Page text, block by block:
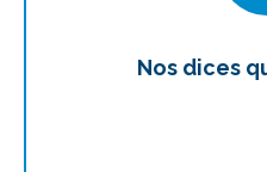
Nos dices